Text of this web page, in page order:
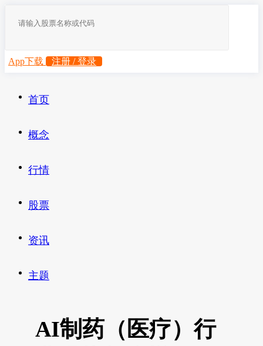
App下载 注册 / 登录
首页
概念
行情
股票
资讯
主题
AI制药（医疗）行